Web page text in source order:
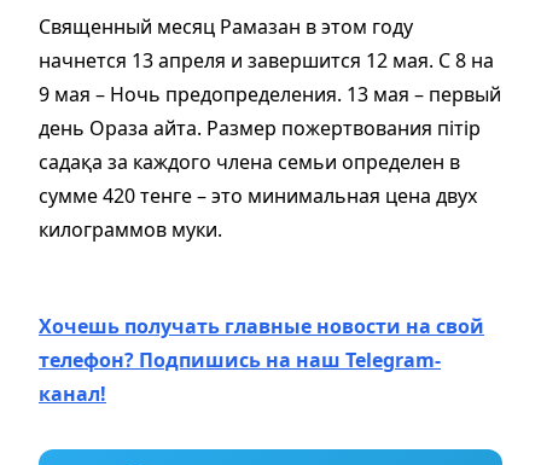
Священный месяц Рамазан в этом году
начнется 13 апреля и завершится 12 мая. С 8 на
9 мая – Ночь предопределения. 13 мая – первый
день Ораза айта. Размер пожертвования пітір
садақа за каждого члена семьи определен в
сумме 420 тенге – это минимальная цена двух
килограммов муки.
Хочешь получать главные новости на свой
телефон? Подпишись на наш Telegram-
канал!